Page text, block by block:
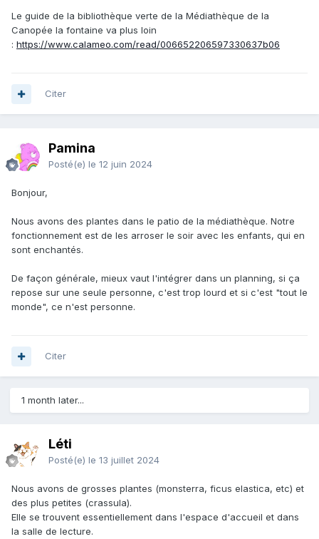
Le guide de la bibliothèque verte de la Médiathèque de la
Canopée la fontaine va plus loin
: https://www.calameo.com/read/006652206597330637b06
Citer
Pamina
Posté(e) le 12 juin 2024
Bonjour,
Nous avons des plantes dans le patio de la médiathèque. Notre
fonctionnement est de les arroser le soir avec les enfants, qui en
sont enchantés.
De façon générale, mieux vaut l'intégrer dans un planning, si ça
repose sur une seule personne, c'est trop lourd et si c'est "tout le
monde", ce n'est personne.
Citer
1 month later...
Léti
Posté(e) le 13 juillet 2024
Nous avons de grosses plantes (monsterra, ficus elastica, etc) et
des plus petites (crassula).
Elle se trouvent essentiellement dans l'espace d'accueil et dans
la salle de lecture.